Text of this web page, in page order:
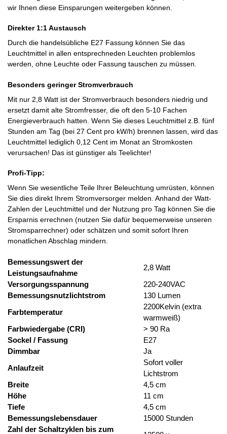
wir Ihnen diese Einsparungen weitergeben können.
Direkter 1:1 Austausch
Durch die handelsübliche E27 Fassung können Sie das
Leuchtmittel in allen entsprechneden Leuchten problemlos
werden, ohne Leuchte oder Fassung tauschen zu müssen.
Besonders geringer Stromverbrauch
Mit nur 2,8 Watt ist der Stromverbrauch besonders niedrig und
ersetzt damit alte Stromfresser, die oft den 5-10 Fachen
Energieverbrauch hatten. Wenn Sie dieses Leuchtmittel z.B. fünf
Stunden am Tag (bei 27 Cent pro kW/h) brennen lassen, wird das
Leuchtmittel lediglich 0,12 Cent im Monat an Stromkosten
verursachen! Das ist günstiger als Teelichter!
Profi-Tipp:
Wenn Sie wesentliche Teile Ihrer Beleuchtung umrüsten, können
Sie dies direkt Ihrem Stromversorger melden. Anhand der Watt-
Zahlen der Leuchtmittel und der Nutzung pro Tag können Sie die
Ersparnis errechnen (nutzen Sie dafür bequemerweise unseren
Stromsparrechner) oder schätzen und somit sofort Ihren
monatlichen Abschlag mindern.
Bemessungswert der
Leistungsaufnahme
2,8 Watt
Versorgungsspannung
220-240VAC
Bemessungsnutzlichtstrom
130 Lumen
Farbtemperatur
2200Kelvin (extra
warmweiß)
Farbwiedergabe (CRI)
> 90 Ra
Sockel / Fassung
E27
Dimmbar
Ja
Anlaufzeit
Sofort voller
Lichtstrom
Breite
4,5 cm
Höhe
11 cm
Tiefe
4,5 cm
Bemessungslebensdauer
15000 Stunden
Zahl der Schaltzyklen bis zum